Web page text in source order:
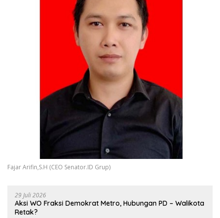
Fajar Arifin,S.H (CEO Senator.ID Grup)
29 Juli 2026
Aksi WO Fraksi Demokrat Metro, Hubungan PD – Walikota
Retak?